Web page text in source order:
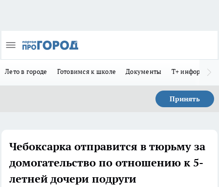
Лето в городе Готовимся к школе Документы Т+
Принять
Чебоксарка отправится в тюрьму за
домогательство по отношению к 5-
летней дочери подруги